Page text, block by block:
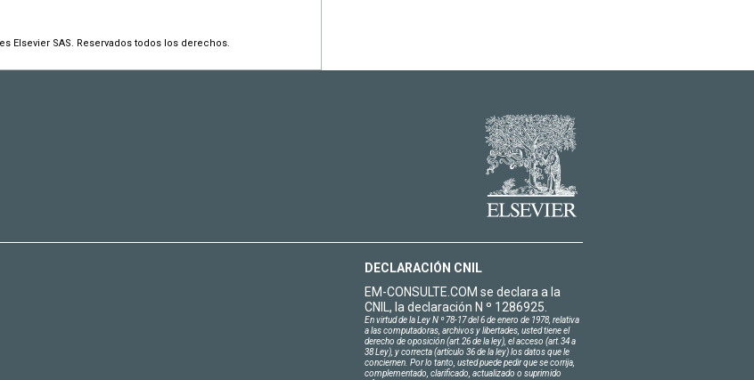
Elsevier SAS. Reservados todos los derechos.
DECLARACIÓN CNIL
EM-CONSULTE.COM se declara a la
CNIL, la declaración N º 1286925.
En virtud de la Ley N º 78-17 del 6 de enero de 1978, relativa
a las computadoras, archivos y libertades, usted tiene el
derecho de oposición (art.26 de la ley), el acceso (art.34 a
38 Ley), y correcta (artículo 36 de la ley) los datos que le
conciernen. Por lo tanto, usted puede pedir que se corrija,
complementado, clarificado, actualizado o suprimido